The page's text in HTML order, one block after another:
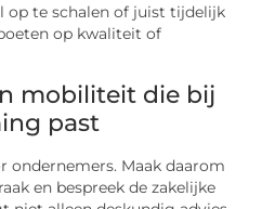
op te schalen of juist tijdelijk
op kwaliteit of
mobiliteit die bij
past
ondernemers. Maak daarom
en bespreek de zakelijke